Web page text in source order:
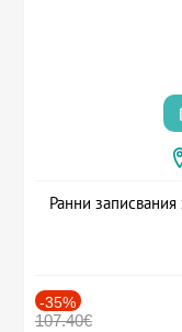
Ранни
-35%
107.40€